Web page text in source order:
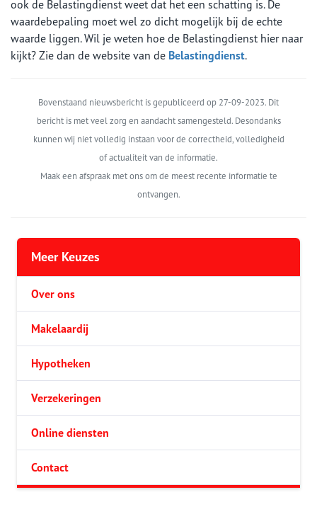
ook de Belastingdienst weet dat het een schatting is. De
waardebepaling moet wel zo dicht mogelijk bij de echte
waarde liggen. Wil je weten hoe de Belastingdienst hier naar
kijkt? Zie dan de website van de Belastingdienst.
Bovenstaand nieuwsbericht is gepubliceerd op 27-09-2023. Dit
bericht is met veel zorg en aandacht samengesteld. Desondanks
kunnen wij niet volledig instaan voor de correctheid, volledigheid
of actualiteit van de informatie.
Maak een afspraak met ons om de meest recente informatie te
ontvangen.
Meer Keuzes
Over ons
Makelaardij
Hypotheken
Verzekeringen
Online diensten
Contact